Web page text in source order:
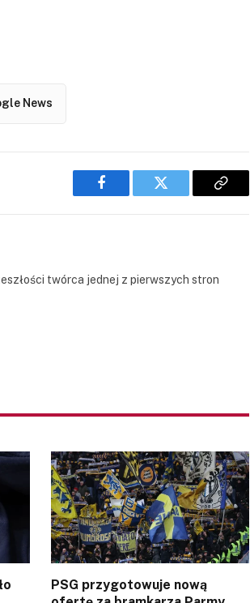
News
Facebook Twitter
Copy
twórca jednej z pierwszych stron
PSG przygotowuje nową